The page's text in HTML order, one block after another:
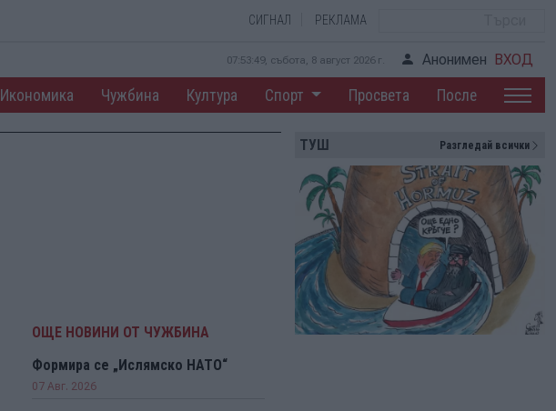
СИГНАЛ РЕКЛАМА
07:53:50, събота, 8 август 2026 г. Анонимен ВХОД
Икономика Чужбина Култура Спорт Просвета После
ОЩЕ НОВИНИ ОТ ЧУЖБИНА
Формира се „Ислямско НАТО“
07 Авг. 2026
ТУШ Разгледай всички